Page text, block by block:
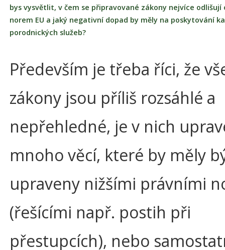
bys vysvětlit, v čem se připravované zákony nejvíce odlišují
norem EU a jaký negativní dopad by měly na poskytování
porodnických služeb?
Především je třeba říci, že
zákony jsou příliš rozsáhlé a
nepřehledné, je v nich
mnoho věcí, které by měly
upraveny nižšími právními
(řešícími např. postih při
přestupcích), nebo